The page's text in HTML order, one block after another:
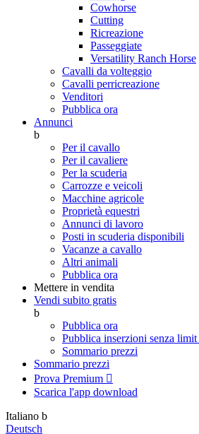
Cowhorse
Cutting
Ricreazione
Passeggiate
Versatility Ranch Horse
Cavalli da volteggio
Cavalli perricreazione
Venditori
Pubblica ora
Annunci
b
Per il cavallo
Per il cavaliere
Per la scuderia
Carrozze e veicoli
Macchine agricole
Proprietà equestri
Annunci di lavoro
Posti in scuderia disponibili
Vacanze a cavallo
Altri animali
Pubblica ora
Mettere in vendita
Vendi subito gratis
b
Pubblica ora
Pubblica inserzioni senza limit
Sommario prezzi
Sommario prezzi
Prova Premium 
Scarica l'app download
Italiano b
Deutsch